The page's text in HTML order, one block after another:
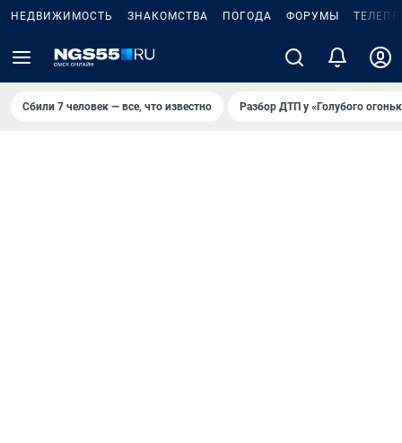
НЕДВИЖИМОСТЬ ЗНАКОМСТВА ПОГОДА ФОРУМЫ
Сбили 7 человек — все, что известно Разбор ДТП у «Голубого